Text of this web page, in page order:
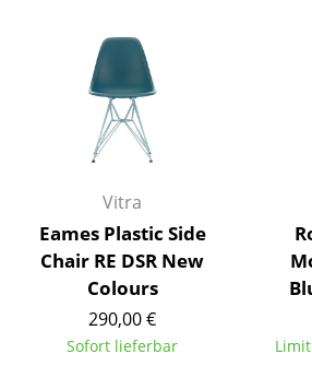
Doppelbetten
Einzelbetten
Stapelbetten
Kinderbetten
Nachttische & Bettzubehör
... alle Betten
Accessoires
Uhren
Vitra
Eames Plastic Side
Chair RE DSR New
Colours
290,00 €
Sofort lieferbar